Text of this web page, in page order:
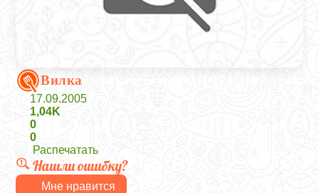
Вилка
17.09.2005
1,04K
0
0
Распечатать
Нашли ошибку?
Мне нравится